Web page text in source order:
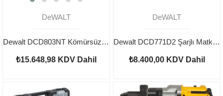
DeWALT
Dewalt DCD803NT Kömürsüz Şarjlı Çok Başlıklı Matkap 18V
₺15.648,98 KDV Dahil
DeWALT
Dewalt DCD771D2 Şarjlı Matkap 18v
₺8.400,00 KDV Dahil